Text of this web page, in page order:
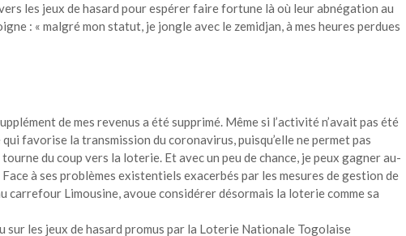
les jeux de hasard pour espérer faire fortune là où leur abnégation au
: « malgré mon statut, je jongle avec le zemidjan, à mes heures perdues
de mes revenus a été supprimé. Même si l’activité n’avait pas été
favorise la transmission du coronavirus, puisqu’elle ne permet pas
du coup vers la loterie. Et avec un peu de chance, je peux gagner au-
à ses problèmes existentiels exacerbés par les mesures de gestion de
carrefour Limousine, avoue considérer désormais la loterie comme sa
les jeux de hasard promus par la Loterie Nationale Togolaise